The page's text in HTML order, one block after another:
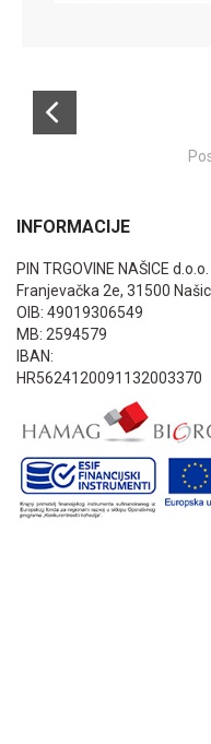
INFORMACIJE
PIN TRGOVINE NAŠICE d.o.o.
Franjevačka 2e, 31500
OIB: 49019306549
MB: 2594579
IBAN:
HR5624120091132003370